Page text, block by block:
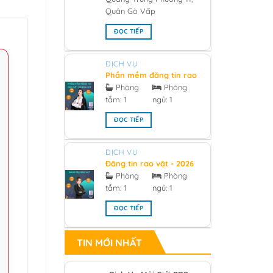
Quân Gò Vấp
ĐỌC TIẾP
DỊCH VỤ
Phần mềm đăng tin rao
vặt hàng loạt 2026
Phòng
tắm:1
Phòng
ngủ: 1
ĐỌC TIẾP
DỊCH VỤ
Đăng tin rao vặt - 2026
Phòng
tắm:1
Phòng
ngủ: 1
ĐỌC TIẾP
TIN MỚI NHẤT